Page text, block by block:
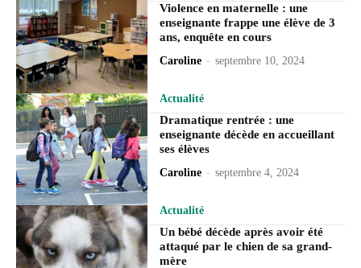
Violence en maternelle : une
enseignante frappe une élève de 3
ans, enquête en cours
Caroline - septembre 10, 2024
Actualité
Dramatique rentrée : une
enseignante décède en accueillant
ses élèves
Caroline - septembre 4, 2024
Actualité
Un bébé décède après avoir été
attaqué par le chien de sa grand-
mère